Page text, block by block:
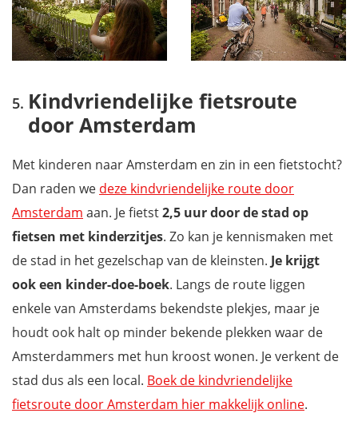
Kindvriendelijke fietsroute
door Amsterdam
Met kinderen naar Amsterdam en zin in een fietstocht?
Dan raden we deze kindvriendelijke route door
Amsterdam aan. Je fietst2,5 uur door de stad op
fietsen met kinderzitjes. Zo kan je kennismaken met
de stad in het gezelschap van de kleinsten. Je krijgt
ook een kinder-doe-boek. Langs de route liggen
enkele van Amsterdams bekendste plekjes, maar je
houdt ook halt op minder bekende plekken waar de
Amsterdammers met hun kroost wonen. Je verkent de
stad dus als een local. Boek de kindvriendelijke
fietsroute door Amsterdam hier makkelijk online.